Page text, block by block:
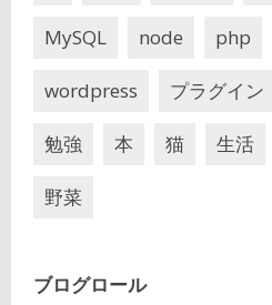
MySQL node php
wordpress プラグイン
勉強 本 猫 生活
野菜
ブログロール